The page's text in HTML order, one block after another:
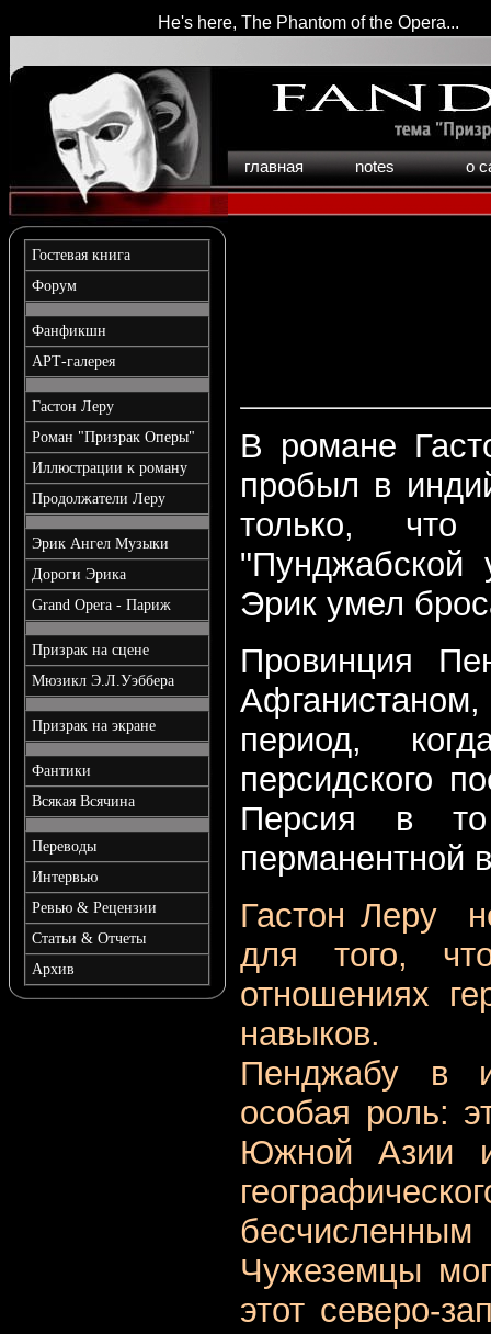
He's here, The Phantom of the Opera...
главная notes о
Гостевая книга
Форум
Фанфикшн
АРТ-галерея
Гастон Леру
Роман "Призрак Оперы"
Иллюстрации к роману
Продолжатели Леру
Эрик Ангел Музыки
Дороги Эрика
Grand Opera - Париж
Призрак на сцене
Мюзикл Э.Л.Уэббера
Призрак на экране
Фантики
Всякая Всячина
Переводы
Интервью
Ревью & Рецензии
Статьи & Отчеты
Архив
В романе
пробыл в
только, что
"Пунджабской
Эрик умел
Провинция
период,
персидского
Персия в то
перманентной
Гастон Леру
для того,
отношениях
навыков.
Пенджабу в
особая роль:
Южной Азии
Чужеземцы
этот северо-